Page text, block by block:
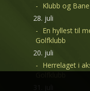
Klubb og
28. juli
En hyllest til
Golfklubb
20. juli
Herrelaget i